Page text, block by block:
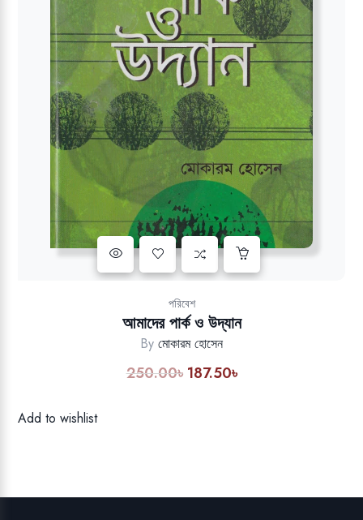
পরিবেশ
আমাদের পার্ক ও উদ্যান
By মোকারম হোসেন
250.00৳ Original
187.50৳Current
Add to wishlist